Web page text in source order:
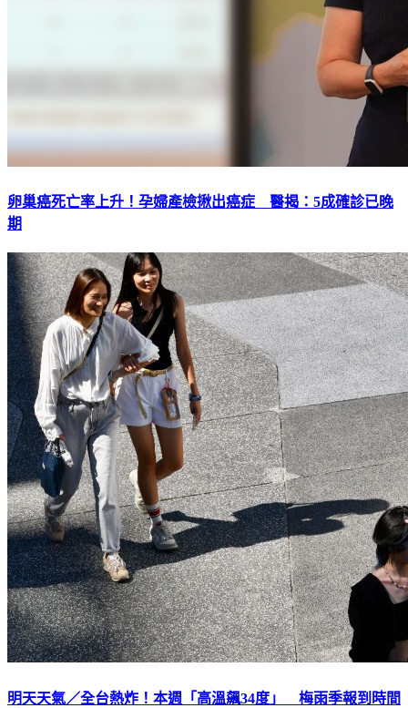
卵巢癌死亡率上升！孕婦產檢揪出癌症 醫揭：5成確診已晚
期
明天天氣／全台熱炸！本週「高溫飆34度」 梅雨季報到時間